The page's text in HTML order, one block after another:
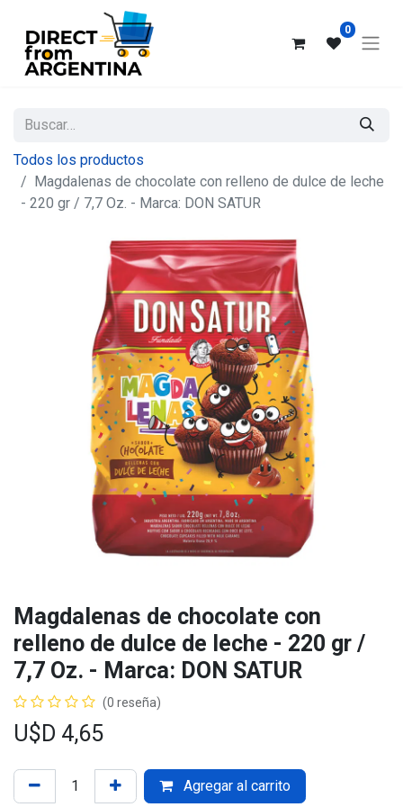
0
Todos los productos
Magdalenas de chocolate con relleno de dulce de leche
- 220 gr / 7,7 Oz. - Marca: DON SATUR
Magdalenas de chocolate con
relleno de dulce de leche - 220 gr /
7,7 Oz. - Marca: DON SATUR
(0 reseña)
U$D 4,65
Agregar al carrito